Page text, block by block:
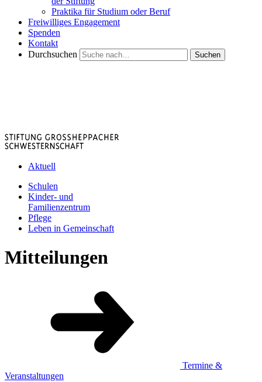
Praktika für Studium oder Beruf
Freiwilliges Engagement
Spenden
Kontakt
Durchsuchen
Suchen
Aktuell
Schulen
Kinder- und
Familienzentrum
Pflege
Leben in Gemeinschaft
Mitteilungen
Termine &
Veranstaltungen